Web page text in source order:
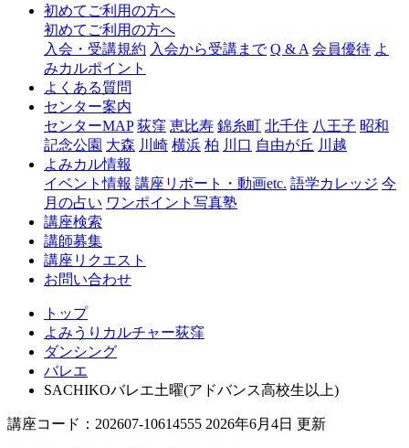
ャ
窪
初めてご利用の方へ
初めてご利用の方へ
入会・受講規約 入会から受講まで Q & A 会員優待 よ
みカルポイント
よくある質問
センター案内
センターMAP 荻窪 恵比寿 錦糸町 北千住 八王子 昭和
記念公園 大森 川崎 横浜 柏 川口 自由が丘 川越
よみカル情報
イベント情報 講座リポート・動画etc. 語学カレッジ 今
月の占い ワンポイント写真塾
講座検索
講師募集
講座リクエスト
お問い合わせ
トップ
よみうりカルチャー荻窪
ダンシング
バレエ
SACHIKOバレエ土曜(アドバンス高校生以上)
講座コード：202607-10614555 2026年6月4日 更新